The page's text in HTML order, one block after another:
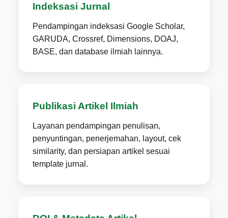
Indeksasi Jurnal
Pendampingan indeksasi Google Scholar,
GARUDA, Crossref, Dimensions, DOAJ,
BASE, dan database ilmiah lainnya.
Publikasi Artikel Ilmiah
Layanan pendampingan penulisan,
penyuntingan, penerjemahan, layout, cek
similarity, dan persiapan artikel sesuai
template jurnal.